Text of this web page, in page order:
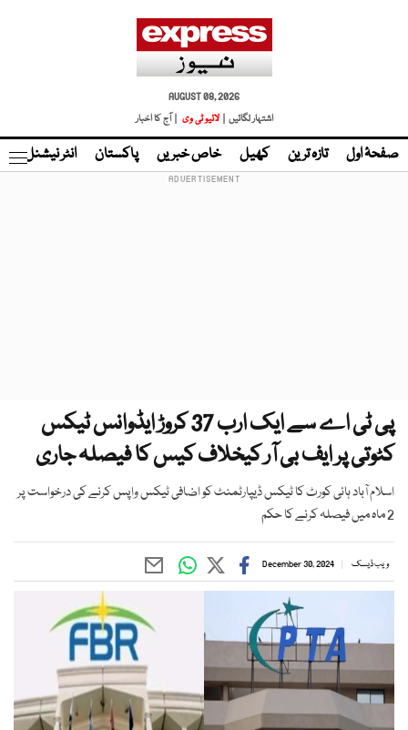
AUGUST 08, 2026
اشتہار لگائیں |
لائیو ٹی وی | آج کا اخبار
صفحۂ اول تازہ ترین کھیل خاص خبریں پاکستان انٹر نیشنل
پی ٹی اے سے ایک ارب 37 کروڑ ایڈوانس ٹیکس
کٹوتی پر ایف بی آر کیخلاف کیس کا فیصلہ جاری
اسلام آباد ہائی کورٹ کا ٹیکس ڈیپارٹمنٹ کو اضافی ٹیکس واپس کرنے کی درخواست پر
2 ماہ میں فیصلہ کرنے کا حکم
ویب ڈیسک December 30, 2024